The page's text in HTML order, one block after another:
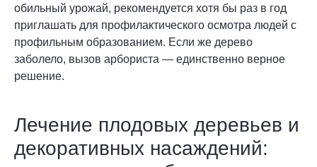
обильный урожай, рекомендуется хотя бы раз в год
приглашать для профилактического осмотра людей с
профильным образованием. Если же дерево
заболело, вызов арбориста — единственно верное
решение.
Лечение плодовых деревьев и
декоративных насаждений: